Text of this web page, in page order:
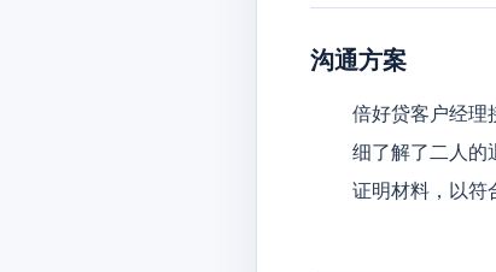
沟通方案
倍好贷客户经理
细了解了二人的
证明材料，以符